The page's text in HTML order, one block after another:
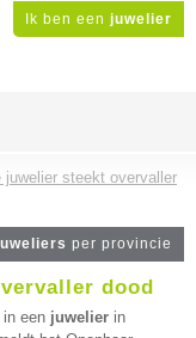
Ik ben een juwelier
juwelier steekt overvaller
per provincie
dood
een juwelier in